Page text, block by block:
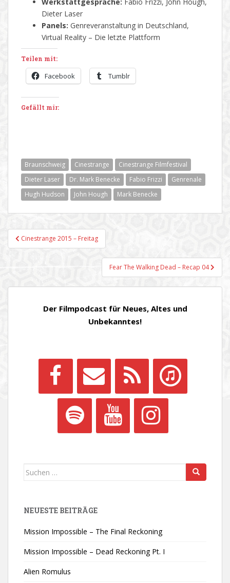
Dieter Laser
Panels: Genreveranstaltung in Deutschland,
Virtual Reality – Die letzte Plattform
Teilen mit:
Facebook Tumblr
Gefällt mir:
Braunschweig Cinestrange
Cinestrange Filmfestival
Dieter Laser
Dr. Mark Benecke Fabio Frizzi
Genrenale
Hugh Hudson
John Hough Mark Benecke
Beitragsnavigation
Cinestrange 2015 – Freitag
Fear The Walking Dead – Recap 04
Der Filmpodcast für Neues, Altes und
Unbekanntes!
Suchen
NEUESTE BEITRÄGE
Mission Impossible – The Final Reckoning
Mission Impossible – Dead Reckoning Pt. I
Alien Romulus